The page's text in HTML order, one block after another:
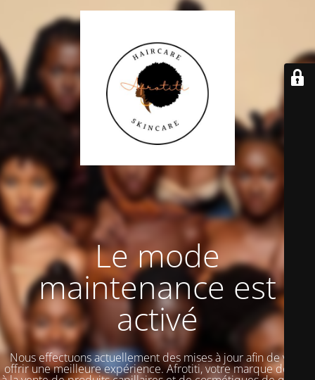
Le mode
maintenance est
activé
Nous effectuons actuellement des mises à jour afin de vous
offrir une meilleure expérience. Afrotiti, votre marque dédiée